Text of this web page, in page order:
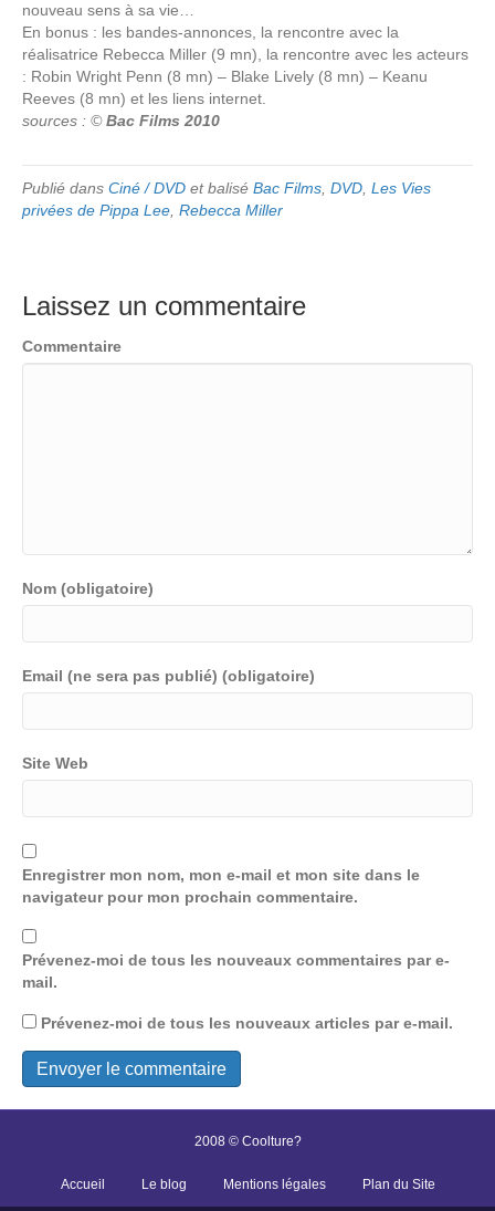
nouveau sens à sa vie…
En bonus : les bandes-annonces, la rencontre avec la
réalisatrice Rebecca Miller (9 mn), la rencontre avec les acteurs
: Robin Wright Penn (8 mn) – Blake Lively (8 mn) – Keanu
Reeves (8 mn) et les liens internet.
sources : ©Bac Films 2010
Publié dans Ciné / DVD et balisé Bac Films, DVD, Les Vies
privées de Pippa Lee, Rebecca Miller
Laissez un commentaire
Commentaire
Nom (obligatoire)
Email (ne sera pas publié) (obligatoire)
Site Web
Enregistrer mon nom, mon e-mail et mon site dans le
navigateur pour mon prochain commentaire.
Prévenez-moi de tous les nouveaux commentaires par e-
mail.
Prévenez-moi de tous les nouveaux articles par e-mail.
2008 © Coolture?
Accueil Le blog Mentions légales Plan du Site